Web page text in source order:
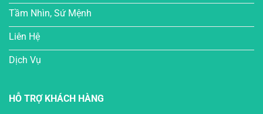
Tầm Nhìn, Sứ Mệnh
Liên Hệ
Dịch Vụ
HỖ TRỢ KHÁCH HÀNG